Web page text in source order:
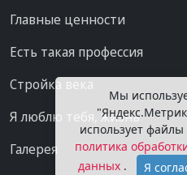
Главные ценности
Есть такая профессия
Стройка века
Я люблю тебя, жизнь
Галерея
Мы
использует
политика
данных . Я